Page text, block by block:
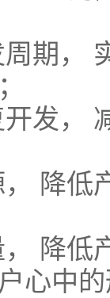
期，
发，
降低
降低
心中